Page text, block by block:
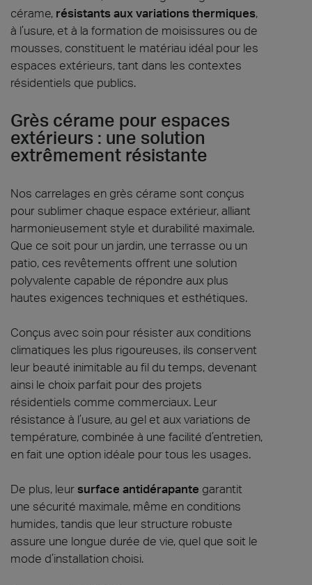
cérame, résistants aux variations thermiques,
à l’usure, et à la formation de moisissures ou de
mousses, constituent le matériau idéal pour les
espaces extérieurs, tant dans les contextes
résidentiels que publics.
Grès cérame pour espaces
extérieurs : une solution
extrêmement résistante
Nos carrelages en grès cérame sont conçus
pour sublimer chaque espace extérieur, alliant
harmonieusement style et durabilité maximale.
Que ce soit pour un jardin, une terrasse ou un
patio, ces revêtements offrent une solution
polyvalente capable de répondre aux plus
hautes exigences techniques et esthétiques.
Conçus avec soin pour résister aux conditions
climatiques les plus rigoureuses, ils conservent
leur beauté inimitable au fil du temps, devenant
ainsi le choix parfait pour des projets
résidentiels comme commerciaux. Leur
résistance à l’usure, au gel et aux variations de
température, combinée à une facilité d’entretien,
en fait une option idéale pour tous les usages.
De plus, leursurface antidérapante garantit
une sécurité maximale, même en conditions
humides, tandis que leur structure robuste
assure une longue durée de vie, quel que soit le
mode d’installation choisi.